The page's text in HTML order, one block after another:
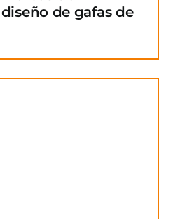
de gafas de